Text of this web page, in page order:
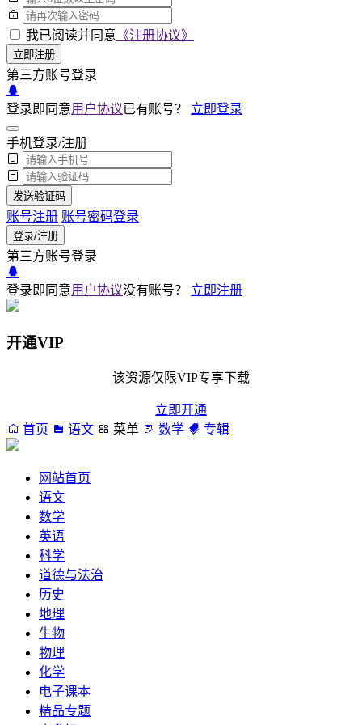
我已阅读并同意 《注册协议》
立即注册
第三方账号登录
登录即同意用户协议已有账号？ 立即登录
手机登录/注册
发送验证码
账号注册 账号密码登录
登录/注册
第三方账号登录
登录即同意用户协议没有账号？ 立即注册
开通VIP
该资源仅限VIP专享下载
立即开通
首页
语文 菜单 数学 专辑
网站首页
语文
数学
英语
科学
道德与法治
历史
地理
生物
物理
化学
电子课本
精品专题